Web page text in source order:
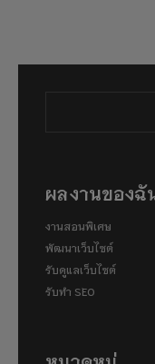
ผลงานของฉั
งานสอนพิเศษ
พัฒนาเว็บไซต์
รับดูแลเว็บไซต์
รับทำ SEO